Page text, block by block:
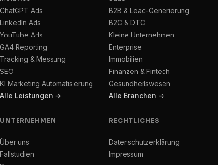
ChatGPT Ads
LinkedIn Ads
YouTube Ads
GA4 Reporting
Tracking & Messung
SEO
KI Marketing Automatisierung
Alle Leistungen →
B2B & Lead-Generierung
B2C & DTC
Kleine Unternehmen
Enterprise
Immobilien
Finanzen & Fintech
Gesundheitswesen
Alle Branchen →
UNTERNEHMEN
Über uns
Fallstudien
RECHTLICHES
Datenschutzerklärung
Impressum